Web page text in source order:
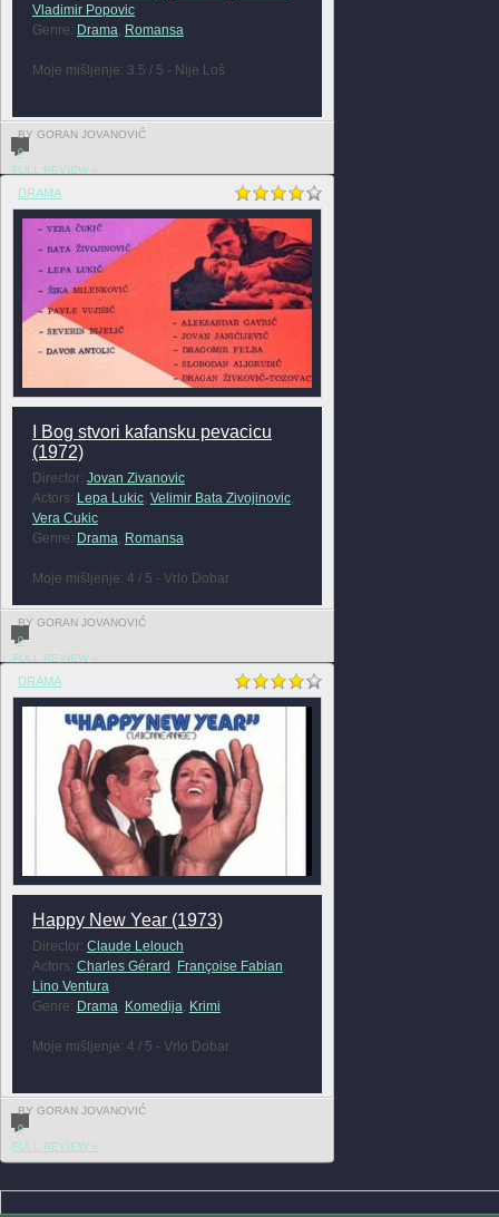
Vladimir Popovic
Genre: Drama, Romansa
Moje mišljenje: 3.5 / 5 - Nije Loš
BY GORAN JOVANOVIĆ
0
FULL REVIEW »
DRAMA
I Bog stvori kafansku pevacicu
(1972)
Director: Jovan Zivanovic
Actors: Lepa Lukic, Velimir Bata Zivojinovic,
Vera Cukic
Genre: Drama, Romansa
Moje mišljenje: 4 / 5 - Vrlo Dobar
BY GORAN JOVANOVIĆ
0
FULL REVIEW »
DRAMA
Happy New Year (1973)
Director: Claude Lelouch
Actors: Charles Gérard , Françoise Fabian,
Lino Ventura
Genre: Drama, Komedija, Krimi
Moje mišljenje: 4 / 5 - Vrlo Dobar
BY GORAN JOVANOVIĆ
0
FULL REVIEW »